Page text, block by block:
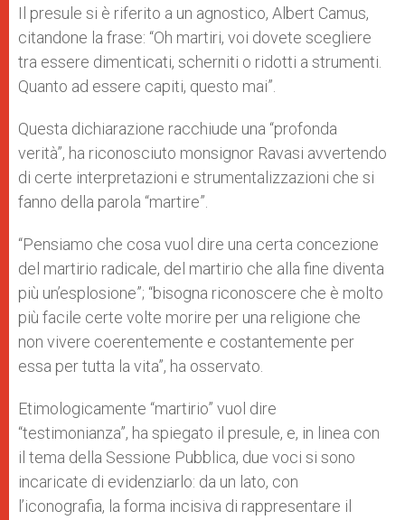
Il presule si è riferito a un agnostico, Albert Camus,
citandone la frase: “Oh martiri, voi dovete scegliere
tra essere dimenticati, scherniti o ridotti a strumenti.
Quanto ad essere capiti, questo mai”.
Questa dichiarazione racchiude una “profonda
verità”, ha riconosciuto monsignor Ravasi avvertendo
di certe interpretazioni e strumentalizzazioni che si
fanno della parola “martire”.
“Pensiamo che cosa vuol dire una certa concezione
del martirio radicale, del martirio che alla fine diventa
più un’esplosione”; “bisogna riconoscere che è molto
più facile certe volte morire per una religione che
non vivere coerentemente e costantemente per
essa per tutta la vita”, ha osservato.
Etimologicamente “martirio” vuol dire
“testimonianza”, ha spiegato il presule, e, in linea con
il tema della Sessione Pubblica, due voci si sono
incaricate di evidenziarlo: da un lato, con
l’iconografia, la forma incisiva di rappresentare il